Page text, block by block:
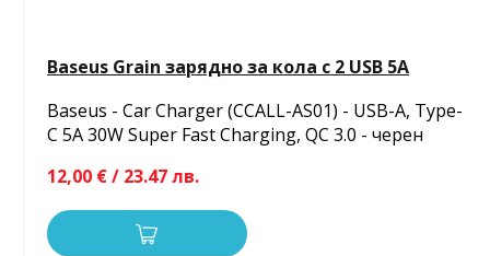
Baseus Grain зарядно за кола с 2 USB 5A
Baseus - Car Charger (CCALL-AS01) - USB-A, Type-
C 5A 30W Super Fast Charging, QC 3.0 - черен
12,00 € / 23.47 лв.